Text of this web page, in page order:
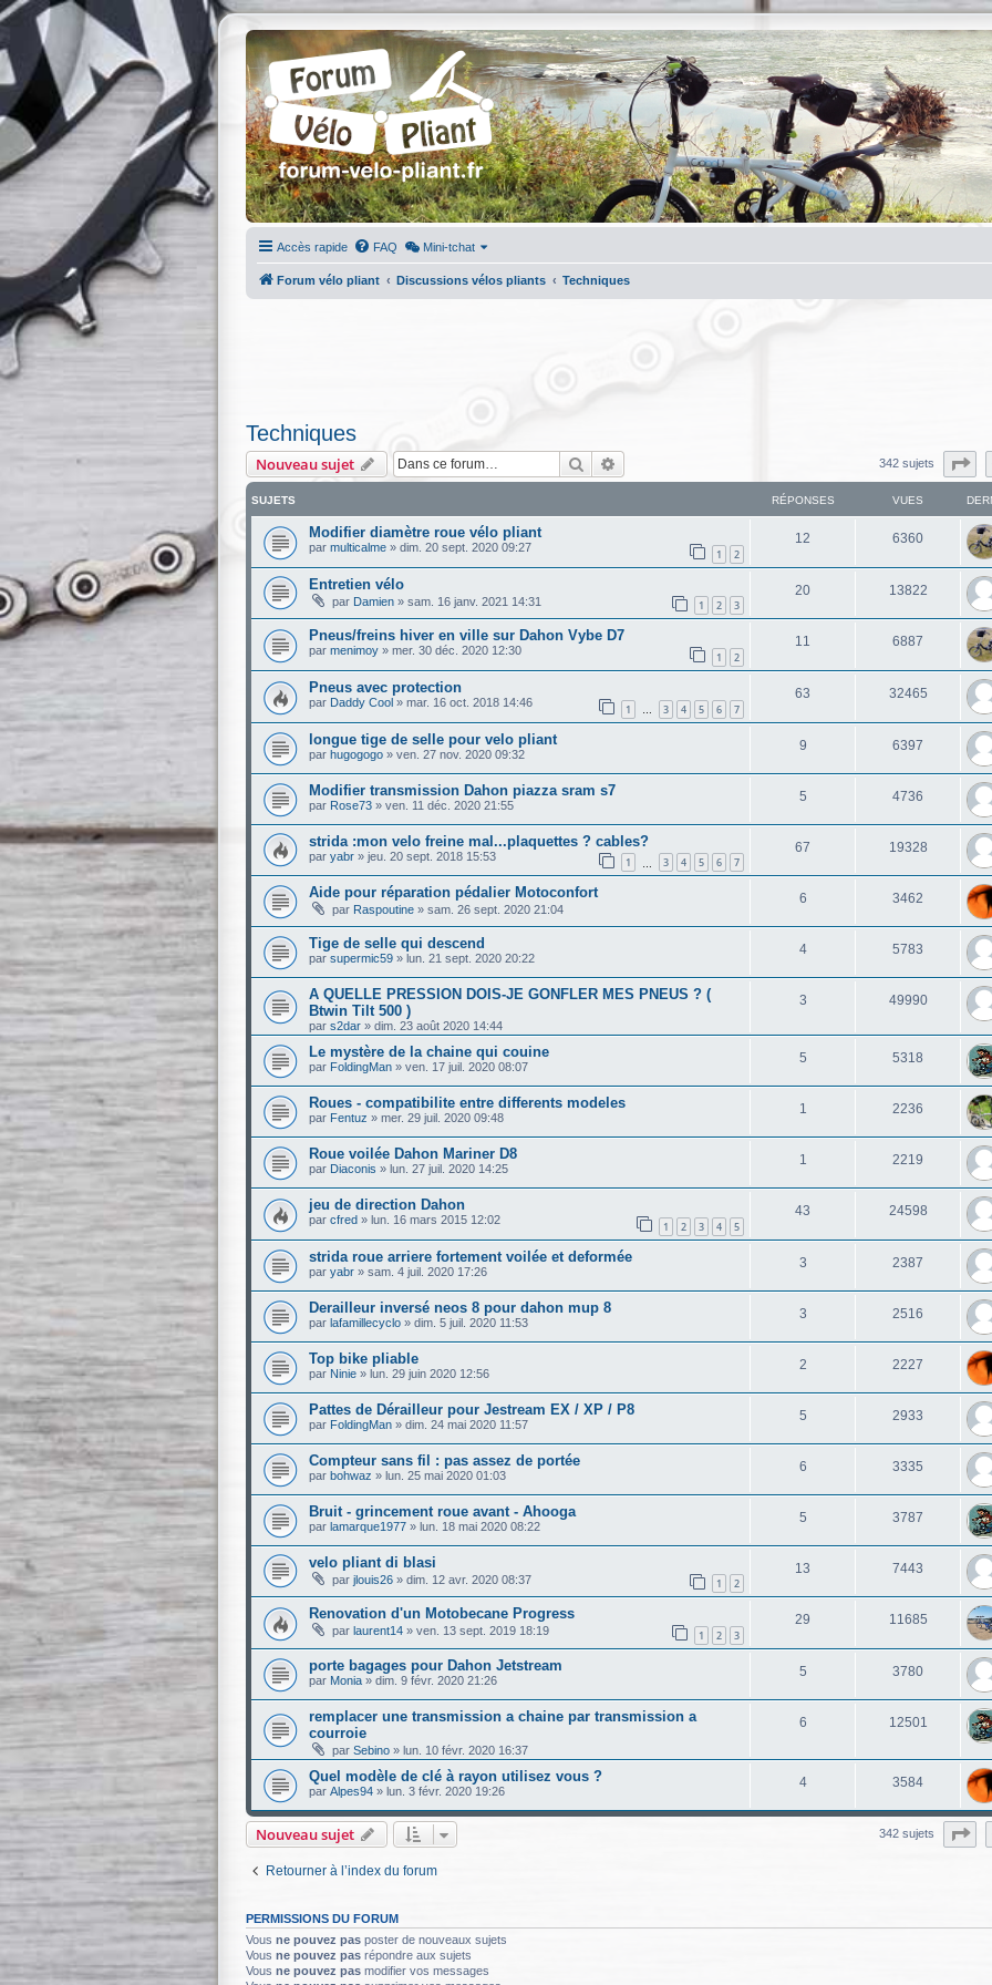
Accès rapide FAQ Mini-tchat
Forum vélo pliant Discussions vélos pliants Techniques
Techniques
Nouveau sujet Rechercher 342 sujets
SUJETS RÉPONSES VUES
Modifier diamètre roue vélo pliant
par multicalme » dim. 20 sept. 2020 09:27 1 2
12 6360
Entretien vélo
par Damien » sam. 16 janv. 2021 14:31 1 2 3
20 13822
Pneus/freins hiver en ville sur Dahon Vybe D7
par menimoy » mer. 30 déc. 2020 12:30 1 2
11 6887
Pneus avec protection
par Daddy Cool » mar. 16 oct. 2018 14:46 1 … 3 4 5 6 7
63 32465
longue tige de selle pour velo pliant
par hugogogo » ven. 27 nov. 2020 09:32
9 6397
Modifier transmission Dahon piazza sram s7
par Rose73 » ven. 11 déc. 2020 21:55
5 4736
strida :mon velo freine mal...plaquettes ? cables?
par yabr » jeu. 20 sept. 2018 15:53 1 3 4 5 6 7
67 19328
Aide pour réparation pédalier Motoconfort
par Raspoutine » sam. 26 sept. 2020 21:04
6 3462
Tige de selle qui descend
par supermic59 » lun. 21 sept. 2020 20:22
4 5783
A QUELLE PRESSION DOIS-JE GONFLER MES PNEUS ? (
Btwin Tilt 500 )
par s2dar » dim. 23 août 2020 14:44
3 49990
Le mystère de la chaine qui couine
par FoldingMan » ven. 17 juil. 2020 08:07
5 5318
Roues - compatibilite entre differents modeles
par Fentuz » mer. 29 juil. 2020 09:48
1 2236
Roue voilée Dahon Mariner D8
par Diaconis » lun. 27 juil. 2020 14:25
1 2219
jeu de direction Dahon
par cfred » lun. 16 mars 2015 12:02 1 2 3 4 5
43 24598
strida roue arriere fortement voilée et deformée
par yabr » sam. 4 juil. 2020 17:26
3 2387
Derailleur inversé neos 8 pour dahon mup 8
par lafamillecyclo » dim. 5 juil. 2020 11:53
3 2516
Top bike pliable
par Ninie » lun. 29 juin 2020 12:56
2 2227
Pattes de Dérailleur pour Jestream EX / XP / P8
par FoldingMan » dim. 24 mai 2020 11:57
5 2933
Compteur sans fil : pas assez de portée
par bohwaz » lun. 25 mai 2020 01:03
6 3335
Bruit - grincement roue avant - Ahooga
par lamarque1977 » lun. 18 mai 2020 08:22
5 3787
velo pliant di blasi
par jlouis26 » dim. 12 avr. 2020 08:37 1 2
13 7443
Renovation d'un Motobecane Progress
par laurent14 » ven. 13 sept. 2019 18:19 1 2 3
29 11685
porte bagages pour Dahon Jetstream
par Monia » dim. 9 févr. 2020 21:26
5 3780
remplacer une transmission a chaine par transmission a
courroie
par Sebino » lun. 10 févr. 2020 16:37
6 12501
Quel modèle de clé à rayon utilisez vous ?
par Alpes94 » lun. 3 févr. 2020 19:26
4 3584
Nouveau sujet 342 sujets
Retourner à l’index du forum
PERMISSIONS DU FORUM
Vous ne pouvez pas poster de nouveaux sujets
Vous ne pouvez pas répondre aux sujets
Vous ne pouvez pas modifier vos messages